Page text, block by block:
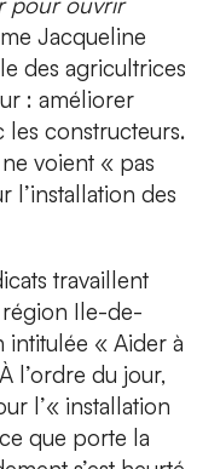
Jacqueline
des agricultrices
: améliorer
les constructeurs.
voient « pas
l’installation des
travaillent
région Ile-de-
intitulée « Aider à
l’ordre du jour,
l’« installation
que porte la